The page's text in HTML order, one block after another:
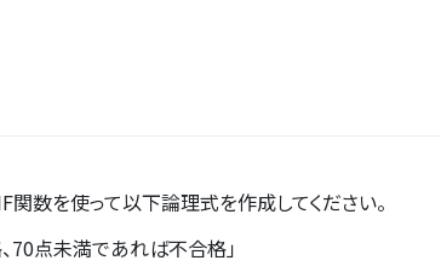
関数を使って以下論理式を作成してください。
70点未満であれば不合格」